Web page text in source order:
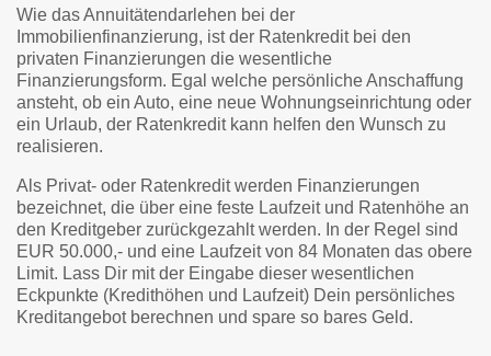
Wie das Annuitätendarlehen bei der
Immobilienfinanzierung, ist der Ratenkredit bei den
privaten Finanzierungen die wesentliche
Finanzierungsform. Egal welche persönliche Anschaffung
ansteht, ob ein Auto, eine neue Wohnungseinrichtung oder
ein Urlaub, der Ratenkredit kann helfen den Wunsch zu
realisieren.
Als Privat- oder Ratenkredit werden Finanzierungen
bezeichnet, die über eine feste Laufzeit und Ratenhöhe an
den Kreditgeber zurückgezahlt werden. In der Regel sind
EUR 50.000,- und eine Laufzeit von 84 Monaten das obere
Limit. Lass Dir mit der Eingabe dieser wesentlichen
Eckpunkte (Kredithöhen und Laufzeit) Dein persönliches
Kreditangebot berechnen und spare so bares Geld.